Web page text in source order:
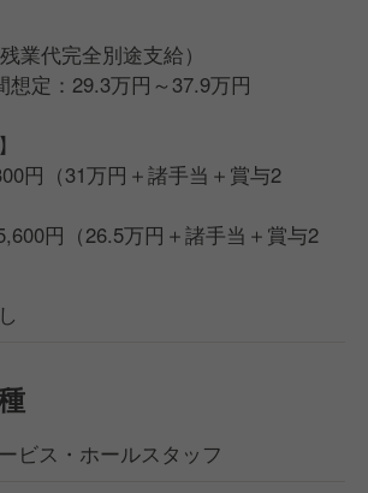
業代完全別途支給）
想定：29.3万円～37.9万円
円（31万円＋諸手当＋賞与2
円（26.5万円＋諸手当＋賞与2
ビス・ホールスタッフ